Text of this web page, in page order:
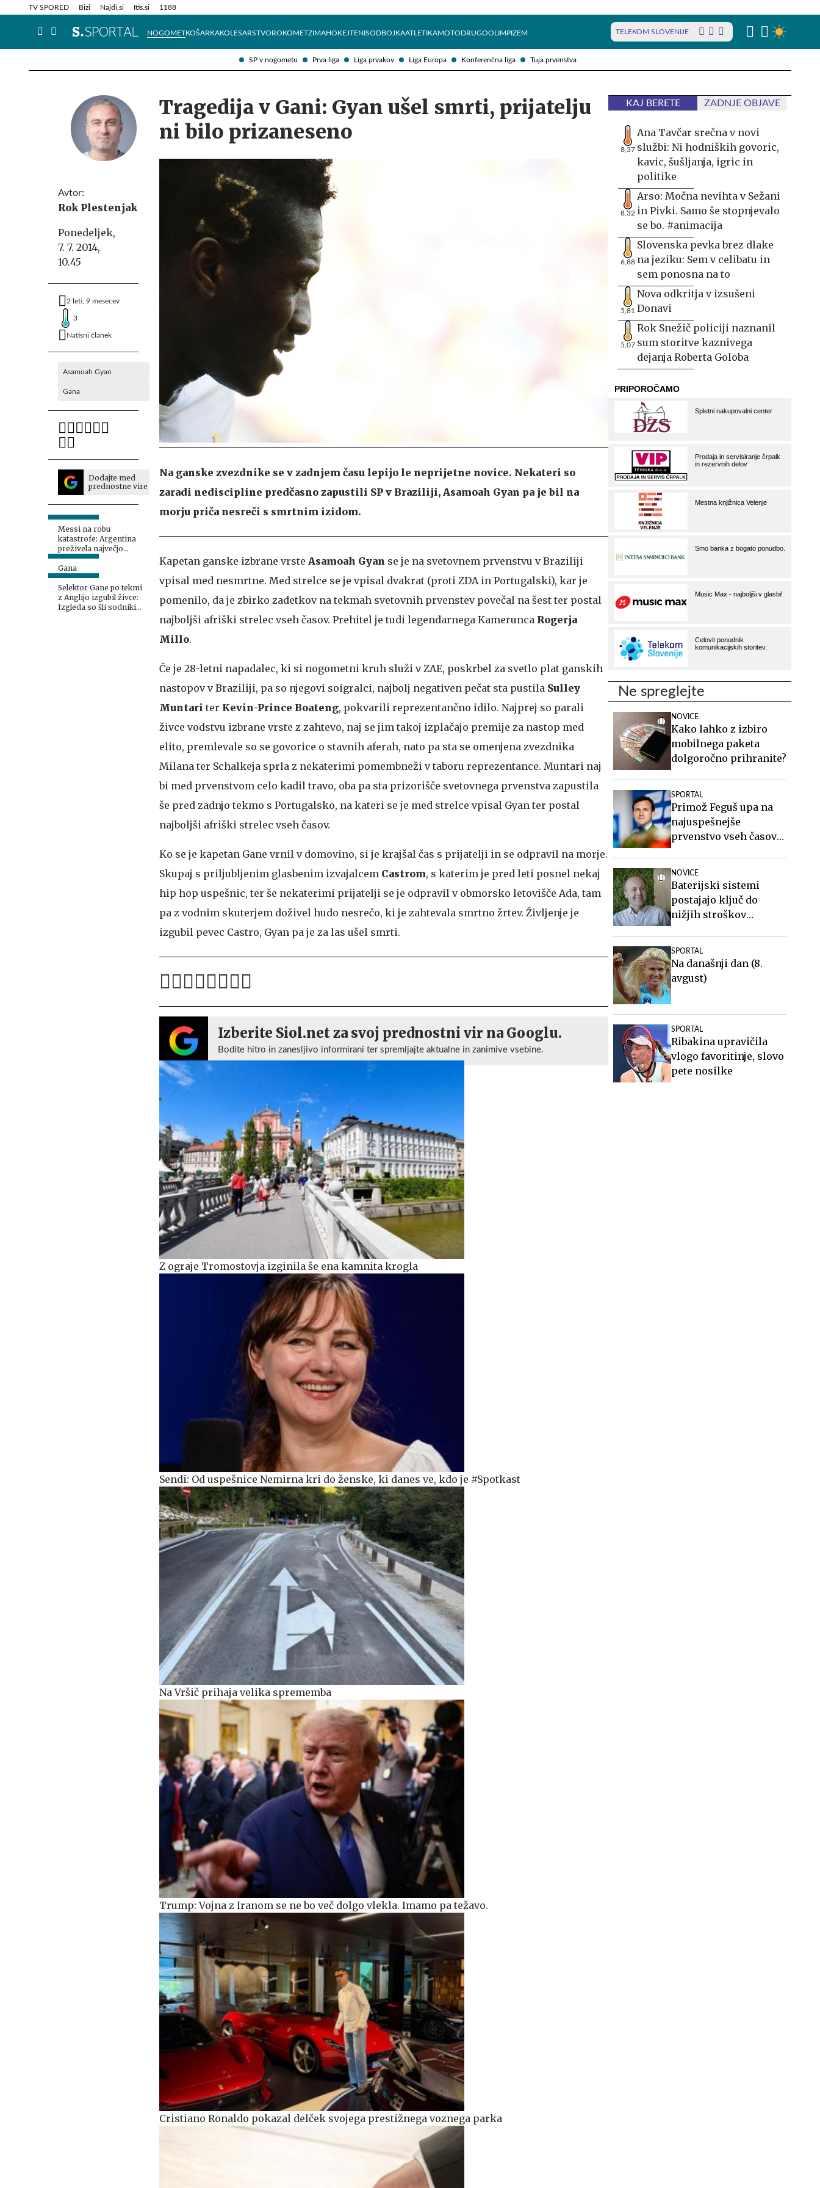
SP v nogometu Prva liga Liga prvakov Liga Europa Konferenčna liga Tuja prvenstva
TV SPORED Bizi Najdi.si Itis.si 1188
NOGOMETKOŠARKAKOLESARSTVOROKOMETZIMAHOKEJTENISODBOJKAATLETIKAMOTODRUGOOLIMPIZEM TELEKOM SLOVENIJE
Info in obvestila Tehnik
Avtor:
Rok Plestenjak
Ponedeljek,
7. 7. 2014,
10.45
2 leti, 9 mesecev
3
Natisni članek
Asamoah Gyan
Gana
Dodajte med
prednostne vire
Messi na robu
katastrofe: Argentina
preživela največjo
dramo prvenstva
Gana
Selektor Gane po tekmi
z Anglijo izgubil živce:
Izgleda so šli sodniki
Tragedija v Gani: Gyan ušel smrti, prijatelju
ni bilo prizaneseno
Na ganske zvezdnike se v zadnjem času lepijo le neprijetne novice. Nekateri so
zaradi nediscipline predčasno zapustili SP v Braziliji, Asamoah Gyan pa je bil na
morju priča nesreči s smrtnim izidom.
Kapetan ganske izbrane vrste Asamoah Gyan se je na svetovnem prvenstvu v Braziliji
vpisal med nesmrtne. Med strelce se je vpisal dvakrat (proti ZDA in Portugalski), kar je
pomenilo, da je zbirko zadetkov na tekmah svetovnih prvenstev povečal na šest ter postal
najboljši afriški strelec vseh časov. Prehitel je tudi legendarnega Kamerunca Rogerja
Millo.
Če je 28-letni napadalec, ki si nogometni kruh služi v ZAE, poskrbel za svetlo plat ganskih
nastopov v Braziliji, pa so njegovi soigralci, najbolj negativen pečat sta pustila Sulley
Muntari ter Kevin-Prince Boateng, pokvarili reprezentančno idilo. Najprej so parali
živce vodstvu izbrane vrste z zahtevo, naj se jim takoj izplačajo premije za nastop med
elito, premlevale so se govorice o stavnih aferah, nato pa sta se omenjena zvezdnika
Milana ter Schalkeja sprla z nekaterimi pomembneži v taboru reprezentance. Muntari naj
bi med prvenstvom celo kadil travo, oba pa sta prizorišče svetovnega prvenstva zapustila
še pred zadnjo tekmo s Portugalsko, na kateri se je med strelce vpisal Gyan ter postal
najboljši afriški strelec vseh časov.
Ko se je kapetan Gane vrnil v domovino, si je krajšal čas s prijatelji in se odpravil na morje.
Skupaj s priljubljenim glasbenim izvajalcem Castrom, s katerim je pred leti posnel nekaj
hip hop uspešnic, ter še nekaterimi prijatelji se je odpravil v obmorsko letovišče Ada, tam
pa z vodnim skuterjem doživel hudo nesrečo, ki je zahtevala smrtno žrtev. Življenje je
izgubil pevec Castro, Gyan pa je za las ušel smrti.
Izberite Siol.net za svoj prednostni vir na Googlu.
Bodite hitro in zanesljivo informirani ter spremljajte aktualne in zanimive vsebine.
Z ograje Tromostovja izginila še ena kamnita krogla
Sendi: Od uspešnice Nemirna kri do ženske, ki danes ve, kdo je #Spotkast
Na Vršič prihaja velika sprememba
Trump: Vojna z Iranom se ne bo več dolgo vlekla. Imamo pa težavo.
Cristiano Ronaldo pokazal delček svojega prestižnega voznega parka
KAJ BERETE ZADNJE OBJAVE
8,37
Ana Tavčar srečna v novi
službi: Ni hodniških govoric,
kavic, šušljanja, igric in
politike
8,32
Arso: Močna nevihta v Sežani
in Pivki. Samo še stopnjevalo
se bo. #animacija
6,88
Slovenska pevka brez dlake
na jeziku: Sem v celibatu in
sem ponosna na to
5,81
Nova odkritja v izsušeni
Donavi
5,07
Rok Snežič policiji naznanil
sum storitve kaznivega
dejanja Roberta Goloba
Ne spreglejte
NOVICE
Kako lahko z izbiro
mobilnega paketa
dolgoročno prihranite?
SPORTAL
Primož Feguš upa na
najuspešnejše
prvenstvo vseh časov
NOVICE
Baterijski sistemi
postajajo ključ do
nižjih stroškov
SPORTAL
Na današnji dan (8.
avgust)
SPORTAL
Ribakina upravičila
vlogo favoritinje, slovo
pete nosilke